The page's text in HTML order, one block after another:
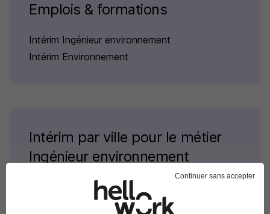
Emplois & formations
Intérim Ingénieur environnement
Intérim Environnement
Intérim par ville pour le métier
Ingénieur environnement
Intérim Laval Ingénieur environnement
Intérim Montpellier Ingénieur environnement
Continuer sans accepter